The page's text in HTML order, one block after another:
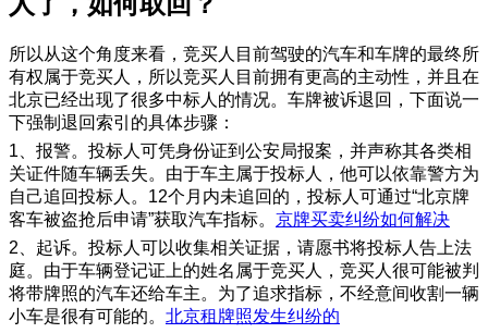
所以从这个角度来看，竞买人目前驾驶的汽车和车牌的最终所
有权属于竞买人，所以竞买人目前拥有更高的主动性，并且在
北京已经出现了很多中标人的情况。车牌被诉退回，下面说一
下强制退回索引的具体步骤：
1、报警。投标人可凭身份证到公安局报案，并声称其各类相
关证件随车辆丢失。由于车主属于投标人，他可以依靠警方为
自己追回投标人。12个月内未追回的，投标人可通过“北京牌
客车被盗抢后申请”获取汽车指标。 京牌买卖纠纷如何解决
2、起诉。投标人可以收集相关证据，请愿书将投标人告上法
庭。由于车辆登记证上的姓名属于竞买人，竞买人很可能被判
将带牌照的汽车还给车主。为了追求指标，不经意间收割一辆
小车是很有可能的。 北京租牌照发生纠纷的